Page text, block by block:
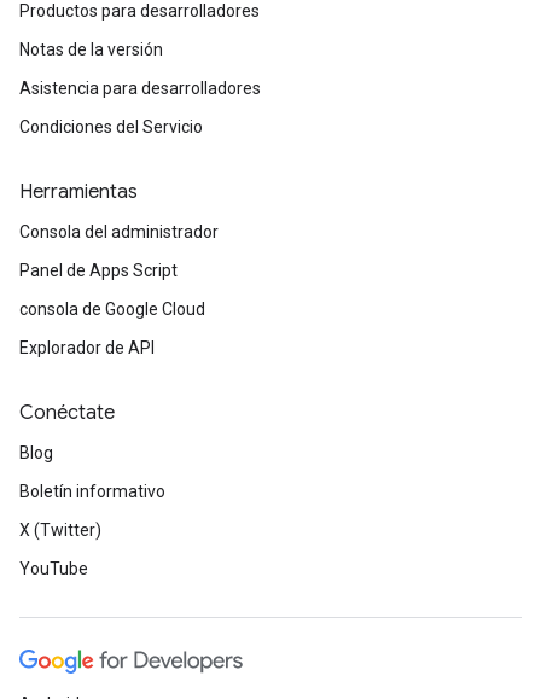
Productos para desarrolladores
Notas de la versión
Asistencia para desarrolladores
Condiciones del Servicio
Herramientas
Consola del administrador
Panel de Apps Script
consola de Google Cloud
Explorador de API
Conéctate
Blog
Boletín informativo
X (Twitter)
YouTube